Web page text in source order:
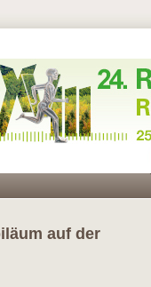
auf der